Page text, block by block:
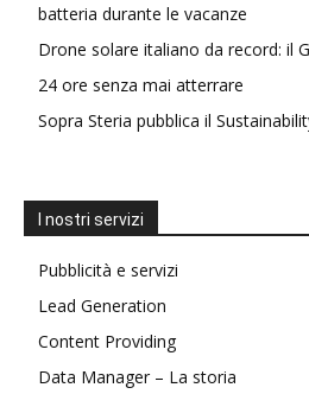
batteria durante le vacanze
Drone solare italiano da record: il
24 ore senza mai atterrare
Sopra Steria pubblica il
I nostri servizi
Pubblicità e servizi
Lead Generation
Content Providing
Data Manager – La storia